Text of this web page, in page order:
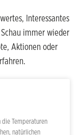
Interessantes
immer wieder
Aktionen oder
die Temperaturen
natürlichen